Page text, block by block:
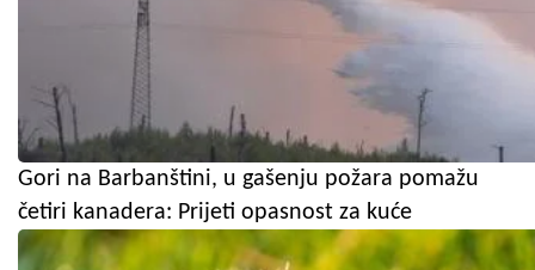
Gori na Barbanštini, u gašenju požara pomažu
četiri kanadera: Prijeti opasnost za kuće